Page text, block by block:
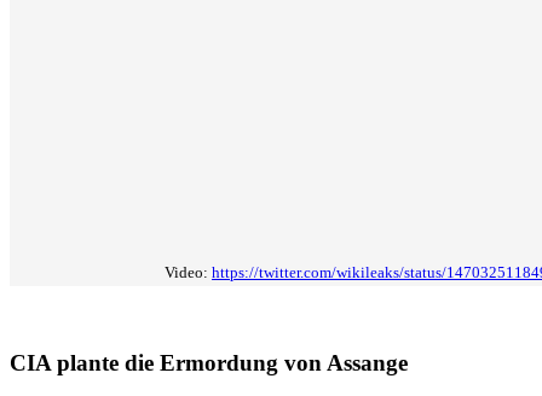
Video: https://twitter.com/wikileaks/status/
CIA plante die Ermordung von Assange